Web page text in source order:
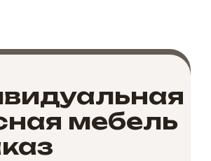
мебель